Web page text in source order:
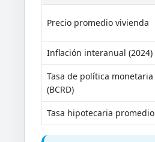
Precio promedio vivienda
Inflación interanual (2024)
Tasa de política monetaria
(BCRD)
Tasa hipotecaria promedio